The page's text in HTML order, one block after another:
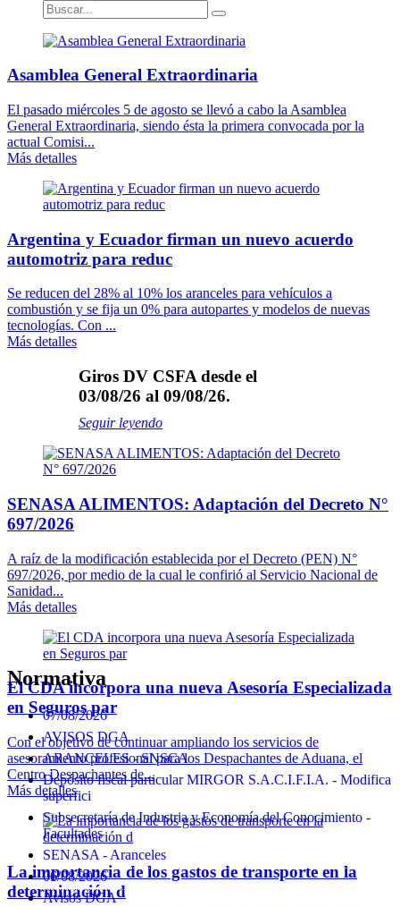
Asamblea General Extraordinaria
El pasado miércoles 5 de agosto se llevó a cabo la Asamblea
General Extraordinaria, siendo ésta la primera convocada por la
actual Comisi...
Más detalles
Argentina y Ecuador firman un nuevo acuerdo
automotriz para reduc
Se reducen del 28% al 10% los aranceles para vehículos a
combustión y se fija un 0% para autopartes y modelos de nuevas
tecnologías. Con ...
Más detalles
Giros DV CSFA desde el
03/08/26 al 09/08/26.
Seguir leyendo
SENASA ALIMENTOS: Adaptación del Decreto N°
697/2026
A raíz de la modificación establecida por el Decreto (PEN) N°
697/2026, por medio de la cual le confirió al Servicio Nacional de
Sanidad...
Más detalles
El CDA incorpora una nueva Asesoría Especializada
en Seguros par
Con el objetivo de continuar ampliando los servicios de
asesoramiento profesional para los Despachantes de Aduana, el
Centro Despachantes de...
Más detalles
La importancia de los gastos de transporte en la
determinación d
Normativa
07/08/2026
AVISOS DGA
ARANCELES - SNSCA
Depósito fiscal particular MIRGOR S.A.C.I.F.I.A. - Modifica
superfici
Subsecretaría de Industria y Economía del Conocimiento -
Facultades
SENASA - Aranceles
06/08/2026
Avisos DGA